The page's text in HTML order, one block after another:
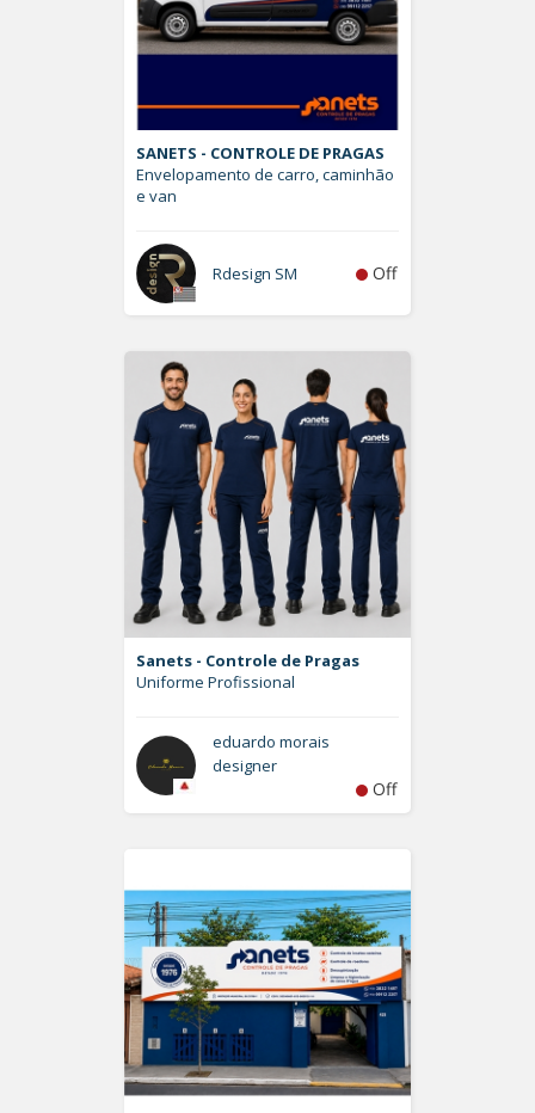
SANETS - CONTROLE DE PRAGAS
Envelopamento de carro, caminhão
e van
Rdesign SM Off
Sanets - Controle de Pragas
Uniforme Profissional
eduardo morais
designer
Off